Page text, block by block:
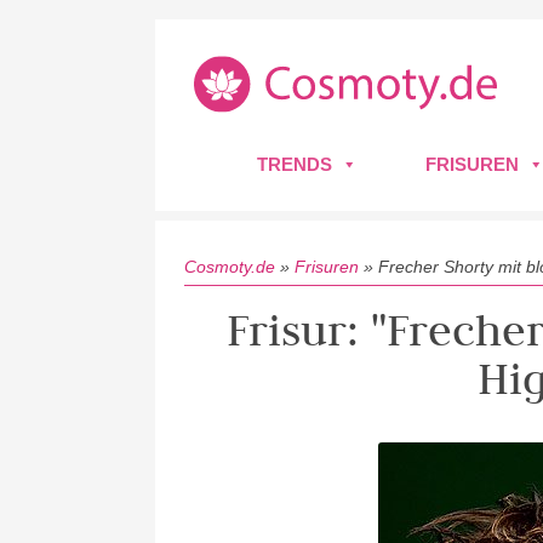
TRENDS FRISUREN
Cosmoty.de » Frisuren » Frecher Shorty mit
Frisur: